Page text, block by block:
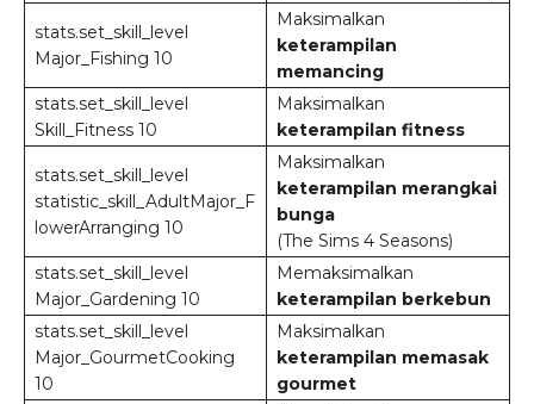
stats.set_skill_level
Major_Fishing 10
Maksimalkan
keterampilan
memancing
stats.set_skill_level
Skill_Fitness 10
Maksimalkan
keterampilan fitness
stats.set_skill_level
statistic_skill_AdultMajor_F
lowerArranging 10
Maksimalkan
keterampilan merangkai
bunga
(The Sims 4 Seasons)
stats.set_skill_level
Major_Gardening 10
Memaksimalkan
keterampilan berkebun
stats.set_skill_level
Major_GourmetCooking
10
Maksimalkan
keterampilan memasak
gourmet